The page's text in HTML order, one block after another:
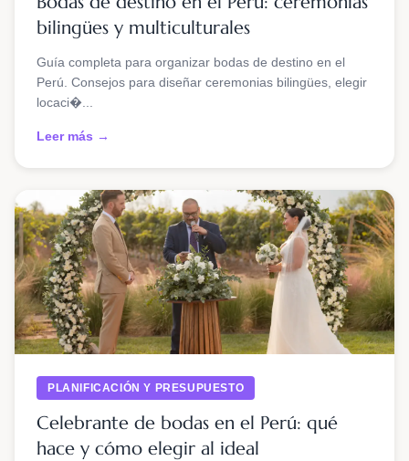
bilingües y multiculturales
Guía completa para organizar bodas de destino en el
Perú. Consejos para diseñar ceremonias bilingües, elegir
locaci�...
Leer más →
PLANIFICACIÓN Y PRESUPUESTO
Celebrante de bodas en el Perú: qué
hace y cómo elegir al ideal